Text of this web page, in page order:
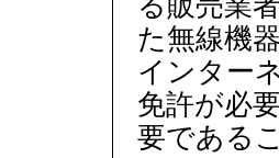
た無線機
インター
免許が必
要である